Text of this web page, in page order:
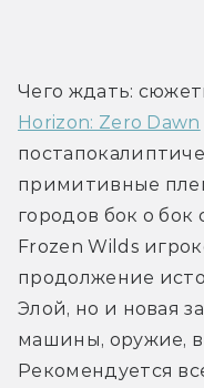
Horizon: Zero Dawn
примитивные
городов бок о
Frozen Wilds
продолжение
Элой, но и новая
машины, оружие,
Рекомендуется